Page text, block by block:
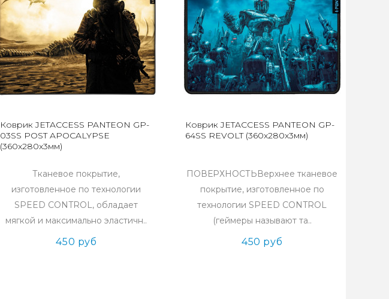
Коврик JETACCESS PANTEON GP-
03SS POST APOCALYPSE
(360x280x3мм)
Тканевое покрытие,
изготовленное по технологии
SPEED CONTROL, обладает
мягкой и максимально эластичн..
450 руб
Коврик JETACCESS PANTEON GP-
64SS REVOLT (360x280x3мм)
ПОВЕРХНОСТЬВерхнее тканевое
покрытие, изготовленное по
технологии SPEED CONTROL
(геймеры называют та..
450 руб